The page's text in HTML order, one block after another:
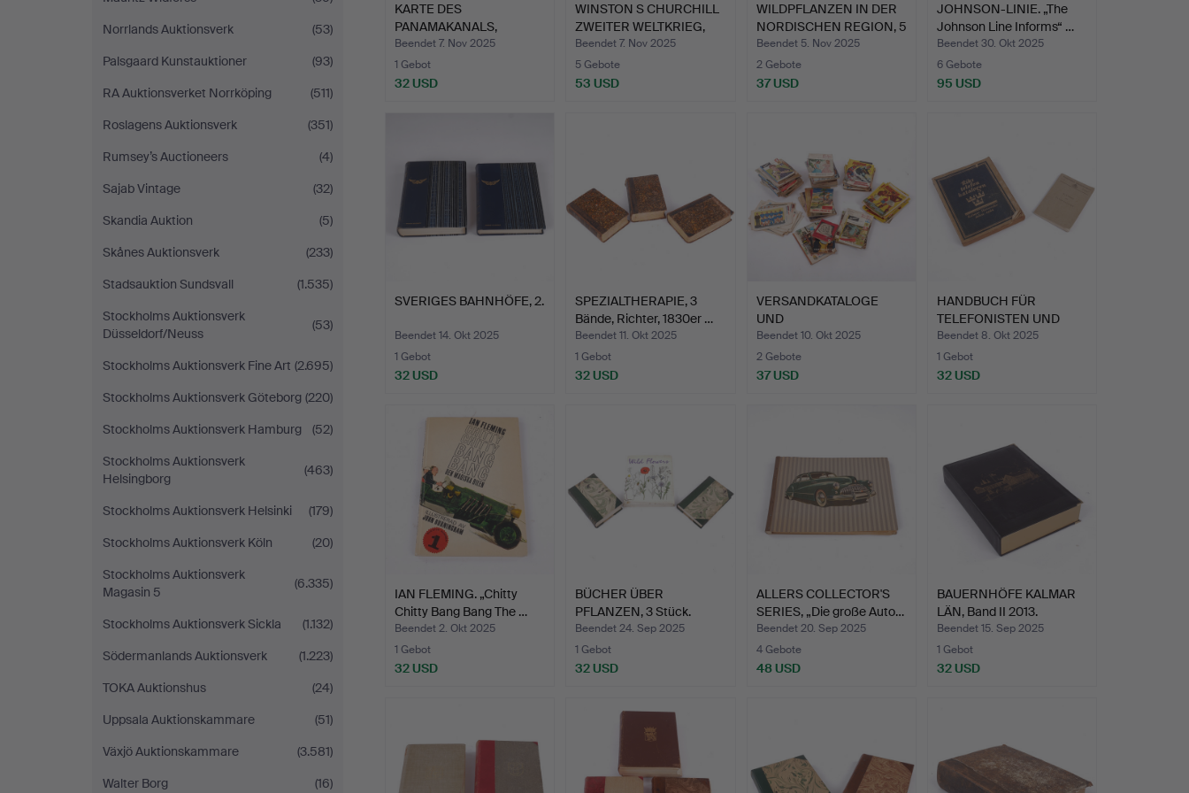
Norrlands Auktionsverk
(53)
Palsgaard Kunstauktioner
(93)
RA Auktionsverket Norrköping
(511)
Roslagens Auktionsverk
(351)
Rumsey’s Auctioneers
(4)
Sajab Vintage
(32)
Skandia Auktion
(5)
Skånes Auktionsverk
(233)
Stadsauktion Sundsvall
(1.535)
Stockholms Auktionsverk
Düsseldorf/Neuss
(53)
Stockholms Auktionsverk Fine Art (2.695)
Stockholms Auktionsverk Göteborg (220)
Stockholms Auktionsverk Hamburg
(52)
Stockholms Auktionsverk
Helsingborg
(463)
Stockholms Auktionsverk Helsinki
(179)
Stockholms Auktionsverk Köln
(20)
Stockholms Auktionsverk
Magasin 5
(6.335)
Stockholms Auktionsverk Sickla
(1.132)
Södermanlands Auktionsverk
(1.223)
TOKA Auktionshus
(24)
Uppsala Auktionskammare
(51)
Växjö Auktionskammare
(3.581)
Walter Borg
(16)
KARTE DES
PANAMAKANALS,
gerahmt, erste Häl…
Beendet 7. Nov 2025
1 Gebot
32 USD
WINSTON S CHURCHILL
ZWEITER WELTKRIEG,
sec…
Beendet 7. Nov 2025
5 Gebote
53 USD
WILDPFLANZEN IN DER
NORDISCHEN REGION, 5
B…
Beendet 5. Nov 2025
2 Gebote
37 USD
JOHNSON-LINIE. „The
Johnson Line Informs“ …
Beendet 30. Okt 2025
6 Gebote
95 USD
SVERIGES BAHNHÖFE, 2.
Beendet 14. Okt 2025
1 Gebot
32 USD
SPEZIALTHERAPIE, 3
Bände, Richter, 1830er …
Beendet 11. Okt 2025
1 Gebot
32 USD
VERSANDKATALOGE
UND
SCHALLPLATTENMAGAZI
NE,…
Beendet 10. Okt 2025
2 Gebote
37 USD
HANDBUCH FÜR
TELEFONISTEN UND
TELEFONBUCH,…
Beendet 8. Okt 2025
1 Gebot
32 USD
IAN FLEMING. „Chitty
Chitty Bang Bang The …
Beendet 2. Okt 2025
1 Gebot
32 USD
BÜCHER ÜBER
PFLANZEN, 3 Stück.
Beendet 24. Sep 2025
1 Gebot
32 USD
ALLERS COLLECTOR'S
SERIES, „Die große Auto…
Beendet 20. Sep 2025
4 Gebote
48 USD
BAUERNHÖFE KALMAR
LÄN, Band II 2013.
Beendet 15. Sep 2025
1 Gebot
32 USD